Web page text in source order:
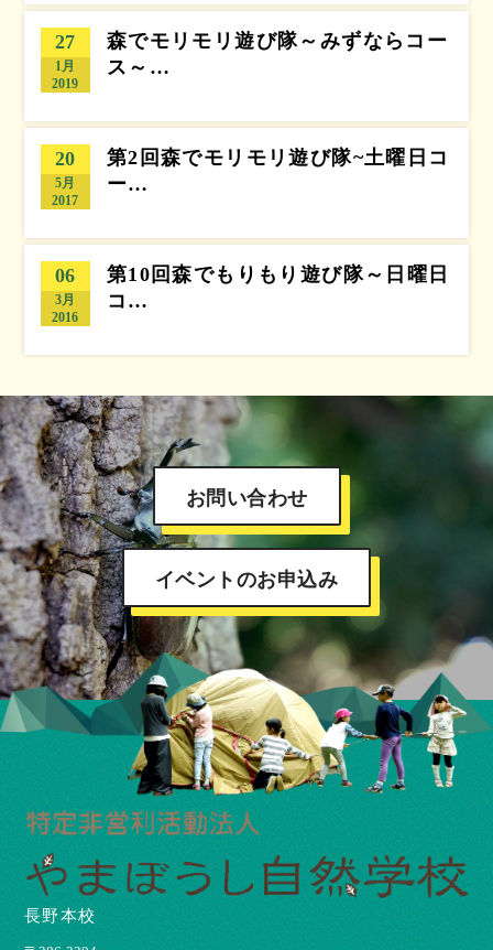
27
1月
2019
森でモリモリ遊び隊～みずならコー
ス～…
20
5月
2017
第2回森でモリモリ遊び隊~土曜日コ
ー…
06
3月
2016
第10回森でもりもり遊び隊～日曜日
コ…
お問い合わせ
イベントのお申込み
長野本校